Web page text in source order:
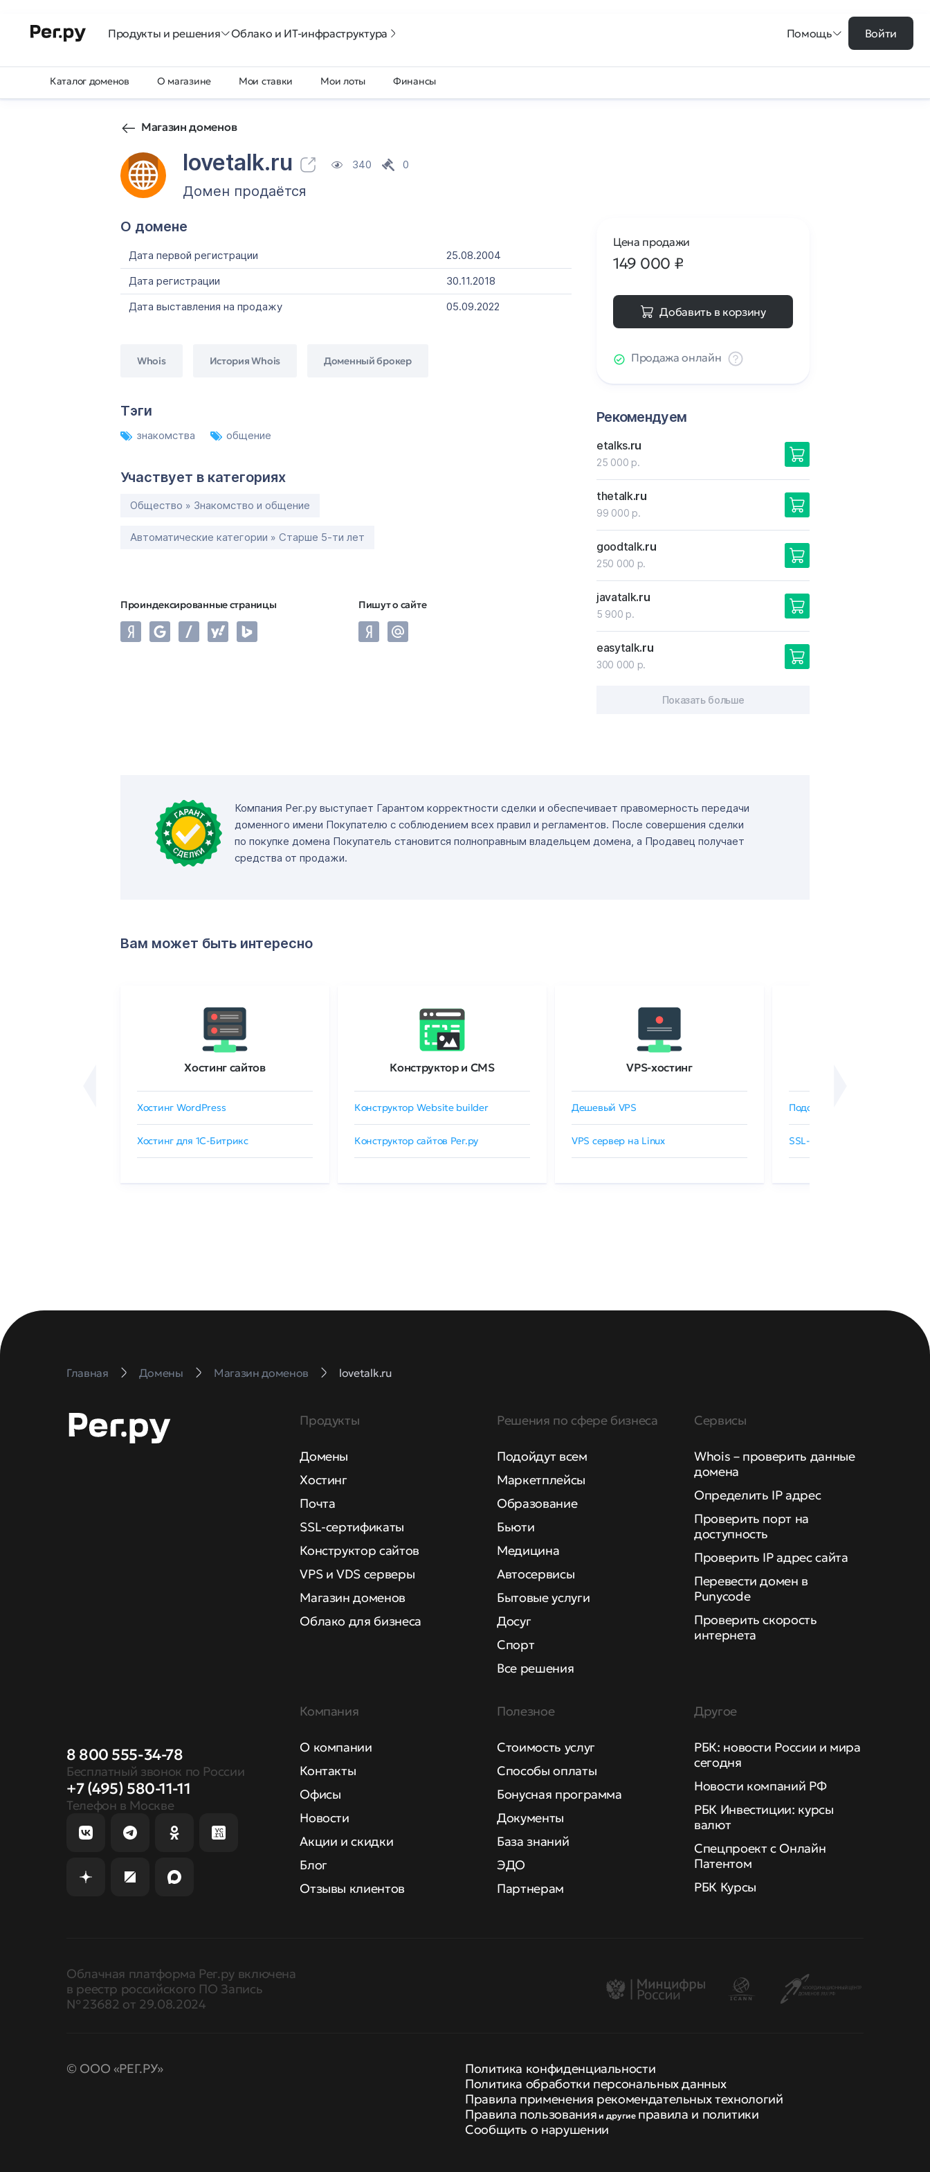
Продукты и решения Облако и ИТ-инфраструктура Помощь Войти
Каталог доменов О магазине Мои ставки Мои лоты Финансы
Магазин доменов
lovetalk.ru 340 0
Домен продаётся
О домене
Дата первой регистрации
25.08.2004
Дата регистрации
30.11.2018
Дата выставления на продажу
05.09.2022
Whois История Whois Доменный брокер
Тэги
знакомства общение
Участвует в категориях
Общество » Знакомство и общение
Автоматические категории » Старше 5-ти лет
Проиндексированные страницы Пишут о сайте
Цена продажи
149 000 ₽
Добавить в корзину
Продажа онлайн
Рекомендуем
etalks.ru
25 000 р.
thetalk.ru
99 000 р.
goodtalk.ru
250 000 р.
javatalk.ru
5 900 р.
easytalk.ru
300 000 р.
Показать больше
Компания Рег.ру выступает Гарантом корректности сделки и обеспечивает правомерность передачи
доменного имени Покупателю с соблюдением всех правил и регламентов. После совершения сделки
по покупке домена Покупатель становится полноправным владельцем домена, а Продавец получает
средства от продажи.
Вам может быть интересно
Хостинг сайтов
Хостинг WordPress
Хостинг для 1C-Битрикс
Конструктор и CMS
Конструктор Website builder
Конструктор сайтов Рег.ру
VPS-хостинг
Дешевый VPS
VPS сервер на Linux
Подобрать SSL-сертификат
SSL-сертификаты GlobalSign
Главная Домены Магазин доменов lovetalk.ru
8 800 555-34-78
Бесплатный звонок по России
+7 (495) 580-11-11
Телефон в Москве
Продукты
Домены
Хостинг
Почта
SSL-сертификаты
Конструктор сайтов
VPS и VDS серверы
Магазин доменов
Облако для бизнеса
Решения по сфере бизнеса
Подойдут всем
Маркетплейсы
Образование
Бьюти
Медицина
Автосервисы
Бытовые услуги
Досуг
Спорт
Все решения
Сервисы
Whois – проверить данные
домена
Определить IP адрес
Проверить порт на
доступность
Проверить IP адрес сайта
Перевести домен в
Punycode
Проверить скорость
интернета
Компания
О компании
Контакты
Офисы
Новости
Акции и скидки
Блог
Отзывы клиентов
Полезное
Стоимость услуг
Способы оплаты
Бонусная программа
Документы
База знаний
ЭДО
Партнерам
Другое
РБК: новости России и мира
сегодня
Новости компаний РФ
РБК Инвестиции: курсы
валют
Спецпроект с Онлайн
Патентом
РБК Курсы
Облачная платформа Рег.ру включена
в реестр российского ПО Запись
№ 23682 от 29.08.2024
© ООО «РЕГ.РУ»
Политика конфиденциальности
Политика обработки персональных данных
Правила применения рекомендательных технологий
Правила пользования и другие правила и политики
Сообщить о нарушении